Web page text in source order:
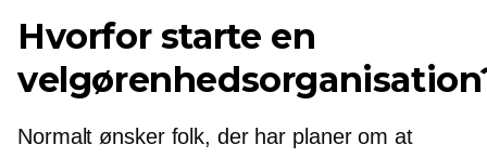
Hvorfor starte en
Normalt ønsker folk, der har planer om at